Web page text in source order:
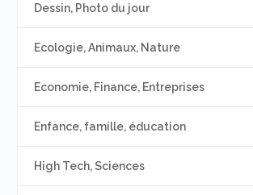
Dessin, Photo du jour
Ecologie, Animaux, Nature
Economie, Finance, Entreprises
Enfance, famille, éducation
High Tech, Sciences